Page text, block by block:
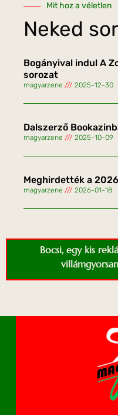
Mit hoz a véletlen
Neked
Bogányival indul A
sorozat
magyarzene 2025-12-30
Dalszerző
magyarzene 2025-10-09
Meghirdették a
magyarzene 2026-01-18
Bocsi, egy kis